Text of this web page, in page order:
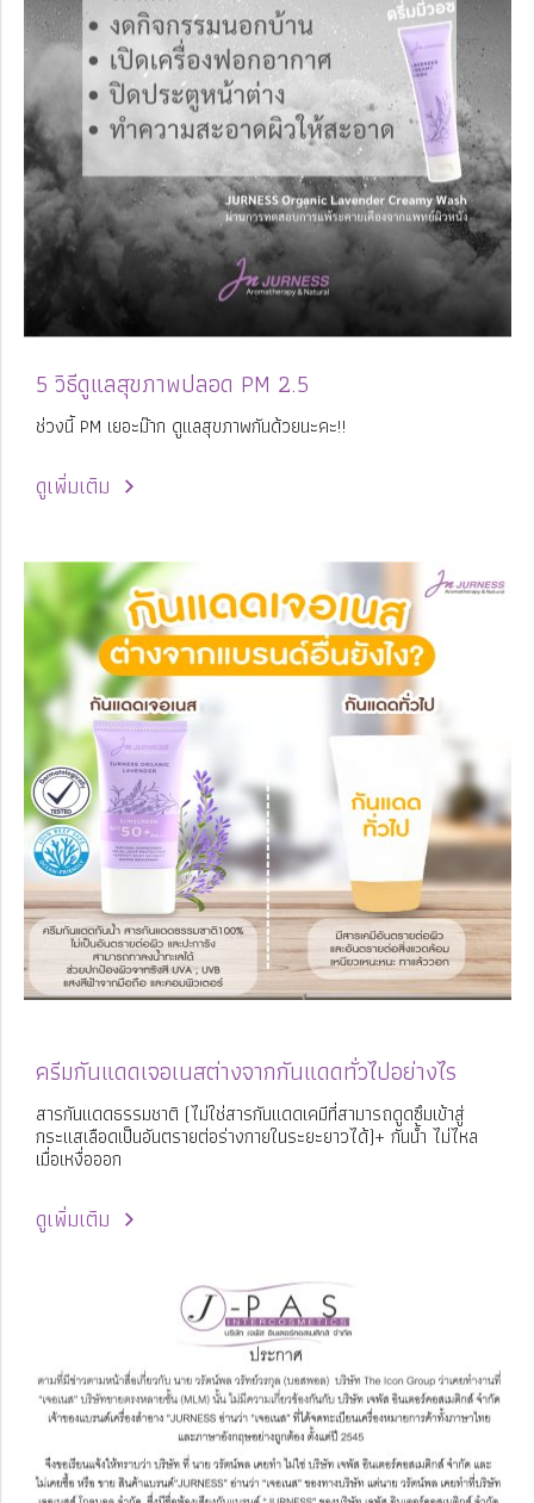
5 วิธีดูแลสุขภาพปลอด PM 2.5
ช่วงนี้ PM เยอะม๊าก ดูแลสุขภาพกันด้วยนะคะ!!
ดูเพิ่มเติม
ครีมกันแดดเจอเนสต่างจากกันแดดทั่วไปอย่างไร
สารกันแดดธรรมชาติ (ไม่ใช่สารกันแดดเคมีที่สามารถดูดซึมเข้าสู่
กระแสเลือดเป็นอันตรายต่อร่างกายในระยะยาวได้)+ กันน้ำ ไม่ไหล
เมื่อเหงื่อออก
ดูเพิ่มเติม